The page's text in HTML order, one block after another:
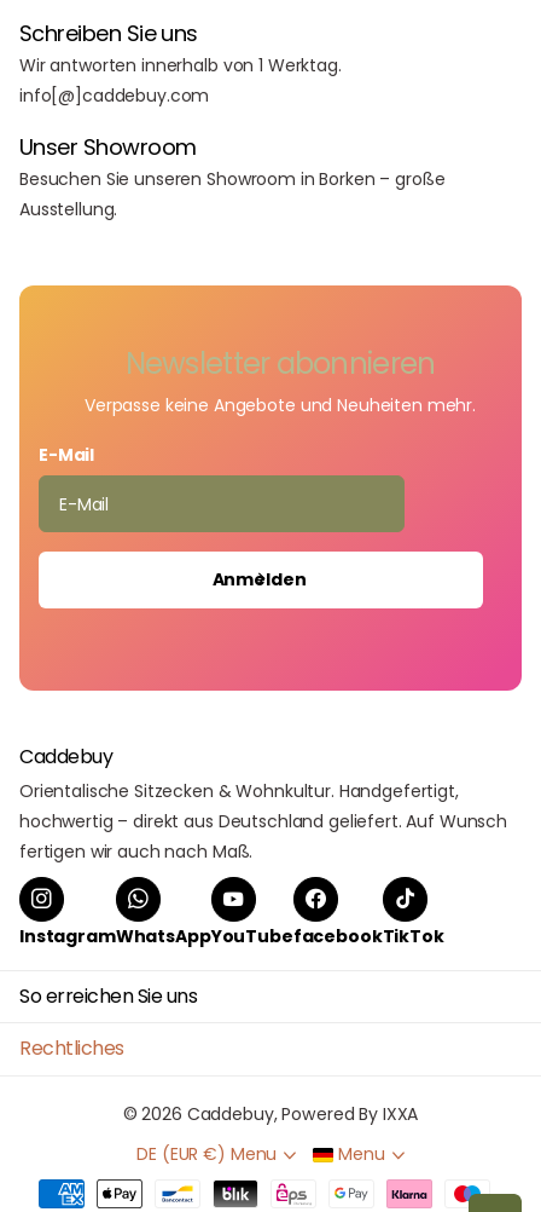
Schreiben Sie uns
Wir antworten innerhalb von 1 Werktag.
info[@]caddebuy.com
Unser Showroom
Besuchen Sie unseren Showroom in Borken – große
Ausstellung.
Newsletter abonnieren
Verpasse keine Angebote und Neuheiten mehr.
E-Mail
Anmelden
Caddebuy
Orientalische Sitzecken & Wohnkultur. Handgefertigt,
hochwertig – direkt aus Deutschland geliefert. Auf Wunsch
fertigen wir auch nach Maß.
InstagramWhatsAppYouTubefacebookTikTok
So erreichen Sie uns
Rechtliches
©2026 Caddebuy, Powered By IXXA
DE (EUR €) Menu Menu